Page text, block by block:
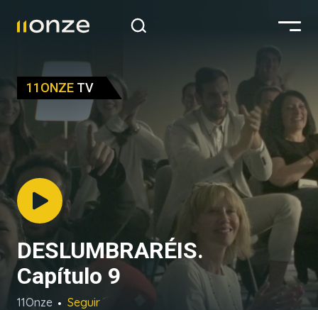
11ONZE TV
DESLUMBRARÉIS.
Capítulo 9
11Onze Seguir